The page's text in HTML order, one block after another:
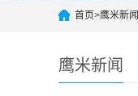
首页>鹰米新闻
鹰米新闻